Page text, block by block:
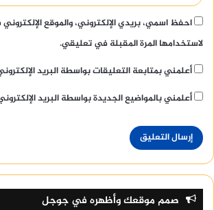
احفظ اسمي، بريدي الإلكتروني، والموقع
لاستخدامها المرة المقبلة في تعليقي.
أعلمني بمتابعة التعليقات بواسطة البريد
أعلمني بالمواضيع الجديدة بواسطة البريد
صمم موقعك وأظهره في جوجل